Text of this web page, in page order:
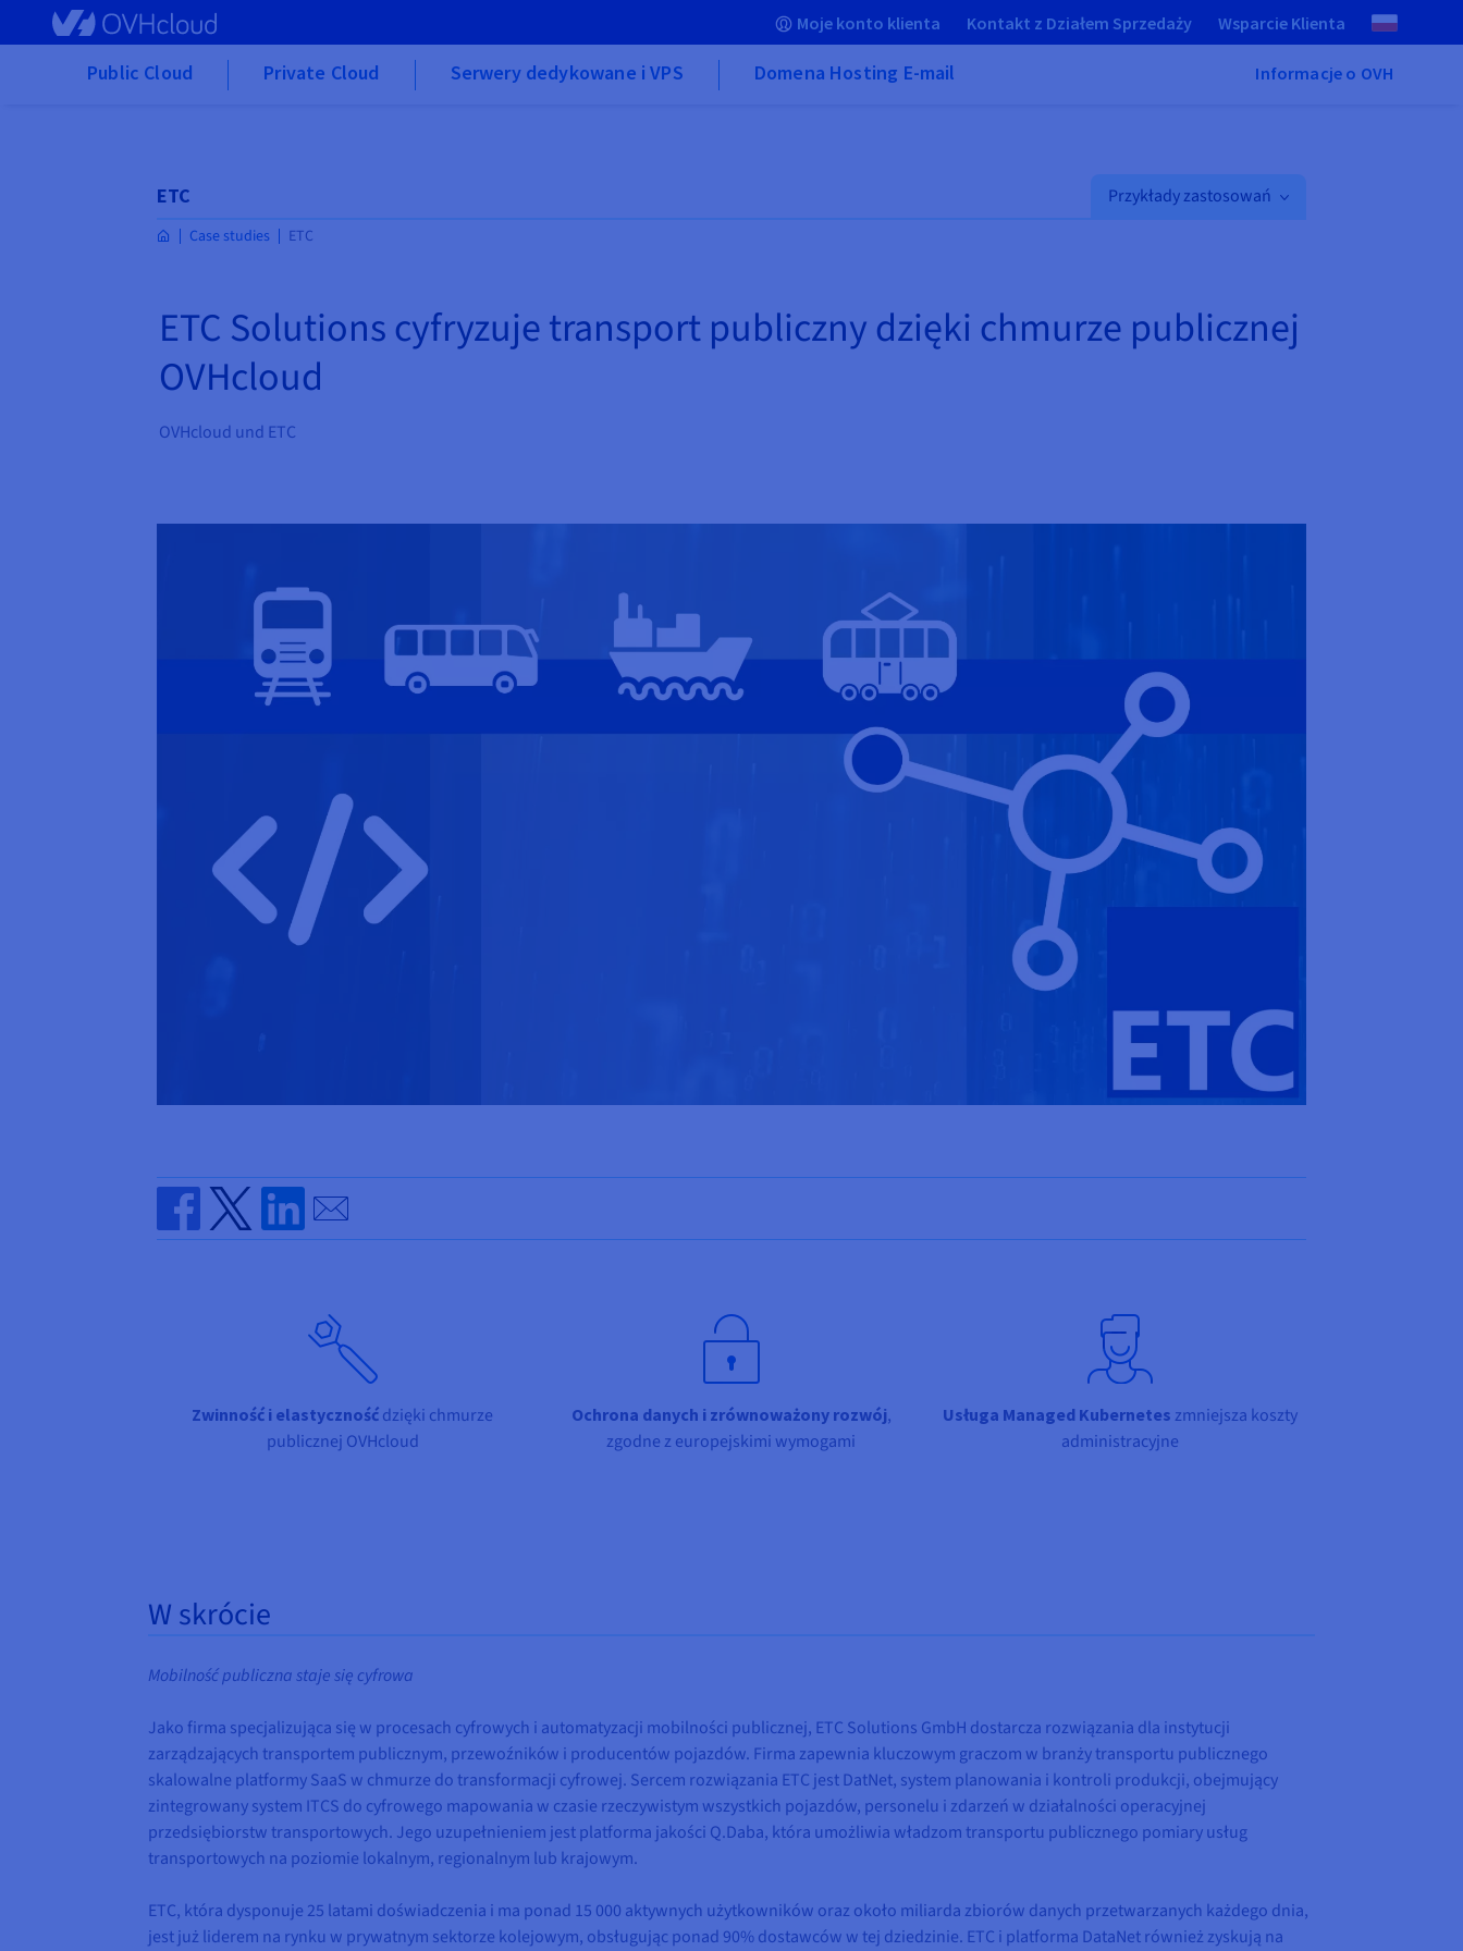
Skip to main content Moje konto klienta Kontakt z Działem Sprzedaży Wsparcie Klienta
Public Cloud Private Cloud Serwery dedykowane i VPS Domena Hosting E-mail Informacje o OVH
ETC Przykłady zastosowań
Case studies ETC
ETC Solutions cyfryzuje transport publiczny dzięki chmurze publicznej
OVHcloud
OVHcloud und ETC
Share on Facebook
Share on Twitter
Share on Linkedin
Send by email
Zwinność i elastyczność dzięki chmurze
publicznej OVHcloud
Ochrona danych i zrównoważony rozwój,
zgodne z europejskimi wymogami
Usługa Managed Kubernetes zmniejsza koszty
administracyjne
W skrócie
Mobilność publiczna staje się cyfrowa
Jako firma specjalizująca się w procesach cyfrowych i automatyzacji mobilności publicznej, ETC Solutions GmbH dostarcza rozwiązania dla instytucji
zarządzających transportem publicznym, przewoźników i producentów pojazdów. Firma zapewnia kluczowym graczom w branży transportu publicznego
skalowalne platformy SaaS w chmurze do transformacji cyfrowej. Sercem rozwiązania ETC jest DatNet, system planowania i kontroli produkcji, obejmujący
zintegrowany system ITCS do cyfrowego mapowania w czasie rzeczywistym wszystkich pojazdów, personelu i zdarzeń w działalności operacyjnej
przedsiębiorstw transportowych. Jego uzupełnieniem jest platforma jakości Q.Daba, która umożliwia władzom transportu publicznego pomiary usług
transportowych na poziomie lokalnym, regionalnym lub krajowym.
ETC, która dysponuje 25 latami doświadczenia i ma ponad 15 000 aktywnych użytkowników oraz około miliarda zbiorów danych przetwarzanych każdego dnia,
jest już liderem na rynku w prywatnym sektorze kolejowym, obsługując ponad 90% dostawców w tej dziedzinie. ETC i platforma DataNet również zyskują na